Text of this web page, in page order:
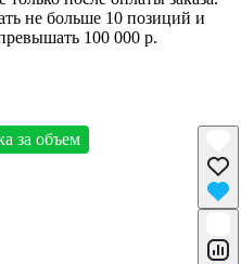
не больше 10 позиций и
100 000 р.
за объем